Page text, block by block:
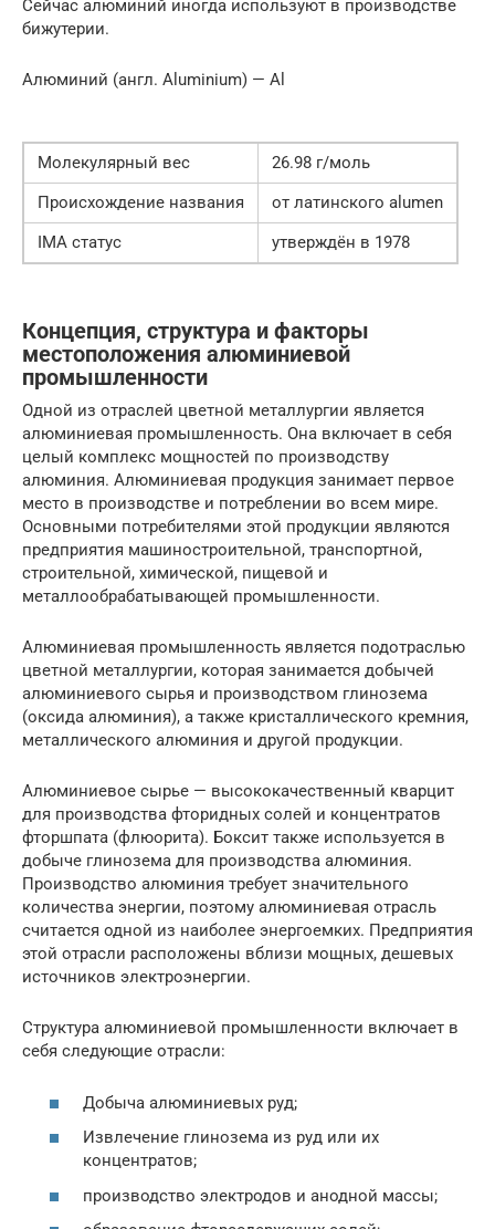
Сейчас алюминий иногда используют в производстве
бижутерии.
Алюминий (англ. Aluminium) — Al
Молекулярный вес
26.98 г/моль
Происхождение названия
от латинского alumen
IMA статус
утверждён в 1978
Концепция, структура и факторы
местоположения алюминиевой
промышленности
Одной из отраслей цветной металлургии является
алюминиевая промышленность. Она включает в себя
целый комплекс мощностей по производству
алюминия. Алюминиевая продукция занимает первое
место в производстве и потреблении во всем мире.
Основными потребителями этой продукции являются
предприятия машиностроительной, транспортной,
строительной, химической, пищевой и
металлообрабатывающей промышленности.
Алюминиевая промышленность является подотраслью
цветной металлургии, которая занимается добычей
алюминиевого сырья и производством глинозема
(оксида алюминия), а также кристаллического кремния,
металлического алюминия и другой продукции.
Алюминиевое сырье — высококачественный кварцит
для производства фторидных солей и концентратов
фторшпата (флюорита). Боксит также используется в
добыче глинозема для производства алюминия.
Производство алюминия требует значительного
количества энергии, поэтому алюминиевая отрасль
считается одной из наиболее энергоемких. Предприятия
этой отрасли расположены вблизи мощных, дешевых
источников электроэнергии.
Структура алюминиевой промышленности включает в
себя следующие отрасли:
Добыча алюминиевых руд;
Извлечение глинозема из руд или их
концентратов;
производство электродов и анодной массы;